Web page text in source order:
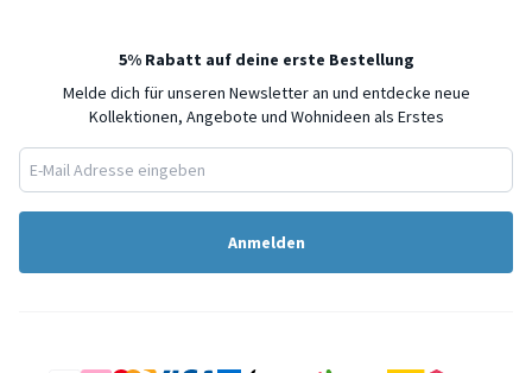
5% Rabatt auf deine erste Bestellung
Melde dich für unseren Newsletter an und entdecke neue
Kollektionen, Angebote und Wohnideen als Erstes
Anmelden